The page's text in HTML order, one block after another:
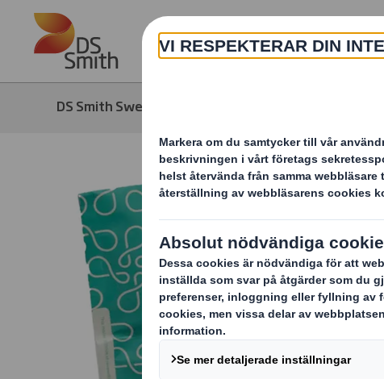
Skip to main content
DS Smith Sweden